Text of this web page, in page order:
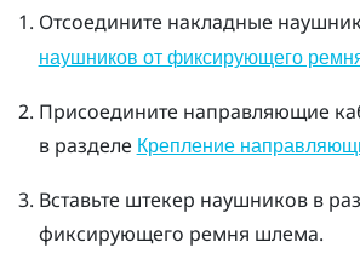
Отсоедините накладные
наушников от фиксирующего
Присоедините направляющие
в разделе Крепление
Вставьте штекер наушников в
фиксирующего ремня шлема.